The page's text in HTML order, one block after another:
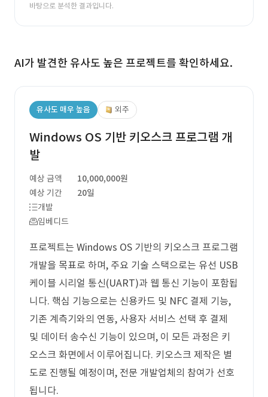
바탕으로 분석한 결과입니다.
AI가 발견한 유사도 높은 프로젝트를 확인하세요.
유사도 매우 높음 외주
Windows OS 기반 키오스크 프로그램 개
발
예상 금액
10,000,000원
예상 기간
20일
개발
임베디드
프로젝트는 Windows OS 기반의 키오스크 프로그램
개발을 목표로 하며, 주요 기술 스택으로는 유선 USB
케이블 시리얼 통신(UART)과 웹 통신 기능이 포함됩
니다. 핵심 기능으로는 신용카드 및 NFC 결제 기능,
기존 계측기와의 연동, 사용자 서비스 선택 후 결제
및 데이터 송수신 기능이 있으며, 이 모든 과정은 키
오스크 화면에서 이루어집니다. 키오스크 제작은 별
도로 진행될 예정이며, 전문 개발업체의 참여가 선호
됩니다.